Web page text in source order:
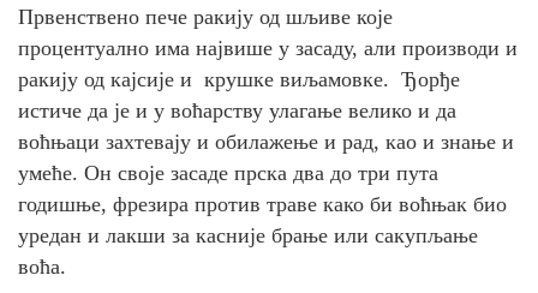
Првенствено пече ракију од шљиве које
процентуално има највише у засаду, али производи и
ракију од кајсије и крушке виљамовке. Ђорђе
истиче да је и у воћарству улагање велико и да
воћњаци захтевају и обилажење и рад, као и знање и
умеће. Он своје засаде прска два до три пута
годишње, фрезира против траве како би воћњак био
уредан и лакши за касније брање или сакупљање
воћа.